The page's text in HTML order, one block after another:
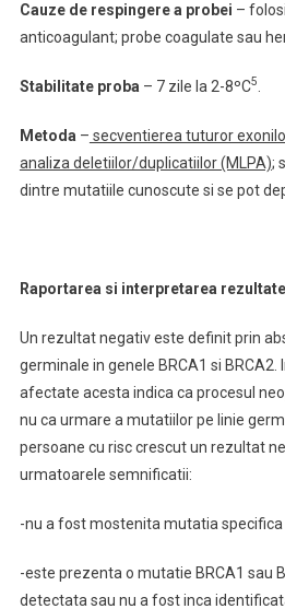
Cauze de respingerea probei –
anticoagulant; probe coagulate sau
Stabilitate proba – 7 zile la 2-8ºC5
Metoda – secventierea tuturor
analiza deletiilor/duplicatiilor (MLPA);
dintre mutatiile cunoscute si se pot
Raportarea si interpretarea
Un rezultat negativ este definit prin
germinale in genele BRCA1 si BRCA2.
afectate acesta indica ca procesul
nu ca urmare a mutatiilor pe linie
persoane cu risc crescut un rezultat
urmatoarele semnificatii:
-nu a fost mostenita mutatia
-este prezenta o mutatie BRCA1 sau
detectata sau nu a fost inca